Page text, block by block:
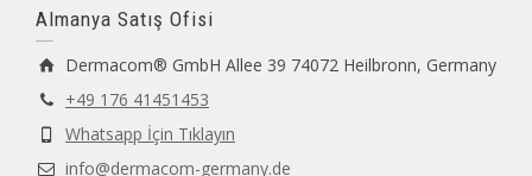
Almanya Satış Ofisi
Dermacom® GmbH Allee 39 74072 Heilbronn, Germany
+49 176 41451453
Whatsapp İçin Tıklayın
info@dermacom-germany.de